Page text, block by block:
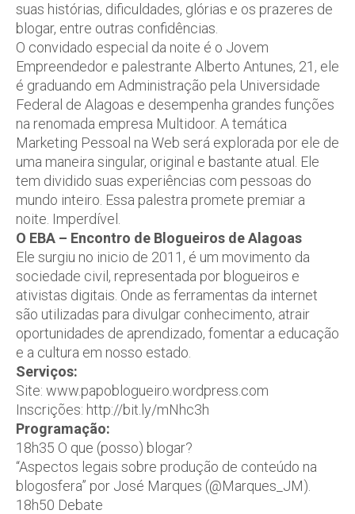
suas histórias, dificuldades, glórias e os prazeres de
blogar, entre outras confidências.
O convidado especial da noite é o Jovem
Empreendedor e palestrante Alberto Antunes, 21, ele
é graduando em Administração pela Universidade
Federal de Alagoas e desempenha grandes funções
na renomada empresa Multidoor. A temática
Marketing Pessoal na Web será explorada por ele de
uma maneira singular, original e bastante atual. Ele
tem dividido suas experiências com pessoas do
mundo inteiro. Essa palestra promete premiar a
noite. Imperdível.
O EBA – Encontro de Blogueiros de Alagoas
Ele surgiu no inicio de 2011, é um movimento da
sociedade civil, representada por blogueiros e
ativistas digitais. Onde as ferramentas da internet
são utilizadas para divulgar conhecimento, atrair
oportunidades de aprendizado, fomentar a educação
e a cultura em nosso estado.
Serviços:
Site: www.papoblogueiro.wordpress.com
Inscrições: http://bit.ly/mNhc3h
Programação:
18h35 O que (posso) blogar?
“Aspectos legais sobre produção de conteúdo na
blogosfera” por José Marques (@Marques_JM).
18h50 Debate